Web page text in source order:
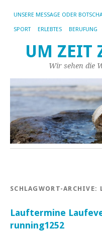
UNSERE MESSAGE ODER
SPORT ERLEBTES BERUFUNG
UM ZEIT
Wir sehen die
SCHLAGWORT-ARCHIVE:
Lauftermine
running1252